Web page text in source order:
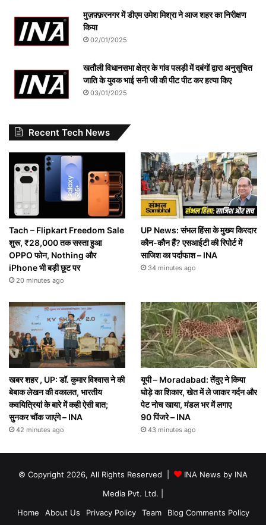
मुज़फ़्फ़रनगर में डीएम उमेश मिश्रा ने आज शहर का निरीक्षण
किया
02/01/2025
खतौली विधानसभा क्षेत्र के गांव पलड़ी में दबंगों द्वारा अनुसूचित
जाति के युवक भाई सनी जी की पीट पीट कर हत्या किए
03/01/2025
Recent Tech News
Tach – Flipkart Freedom Sale
शुरू, ₹28,000 तक सस्ता हुआ
OPPO फोन, Nothing और
iPhone भी बड़ी छूट पर
20 minutes ago
UP News: संभल हिंसा के मुख्य किरदार
कौन-कौन हैं? एसआईटी की रिपोर्ट में
साजिश का पर्दाफाश – INA
34 minutes ago
खबर शहर , UP: डॉ. कुमार विश्वास ने की
बेबाक लेखन की वकालत, भारतीय
कवयित्रियां के बारे में कही ऐसी बात;
सुनकर चौंक जाएंगे – INA
42 minutes ago
यूपी – Moradabad: तेंदुए ने किया
घोड़े का शिकार, खेत में ले जाकर गर्दन और
पेट नोच खाया, मंडल भर में लगाए
90 पिंजरे – INA
43 minutes ago
© Copyright 2026, All Rights Reserved |
INA News by INA
Media Pvt. Ltd.
Home
About Us Privacy Policy Team Blog Comments Policy